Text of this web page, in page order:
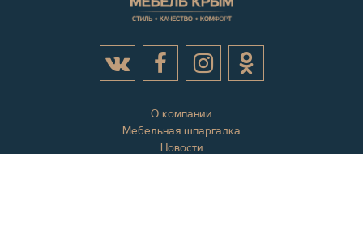
О компании
Мебельная шпаргалка
Новости